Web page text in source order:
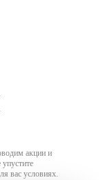
акции и
вас условиях.